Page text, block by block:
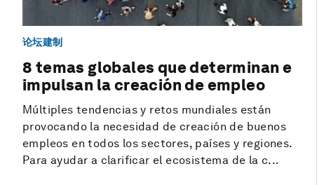
论坛建制
8 temas globales que determinan e
impulsan la creación de empleo
Múltiples tendencias y retos mundiales están
provocando la necesidad de creación de buenos
empleos en todos los sectores, países y regiones.
Para ayudar a clarificar el ecosistema de la c...